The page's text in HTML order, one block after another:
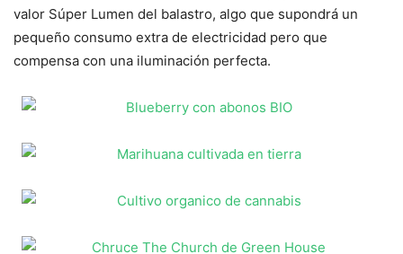
valor Súper Lumen del balastro, algo que supondrá un
pequeño consumo extra de electricidad pero que
compensa con una iluminación perfecta.